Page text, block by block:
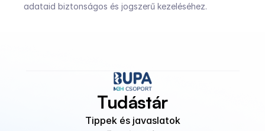
adataid biztonságos és jogszerű kezeléséhez.
Tudástár
Tippek és javaslatok